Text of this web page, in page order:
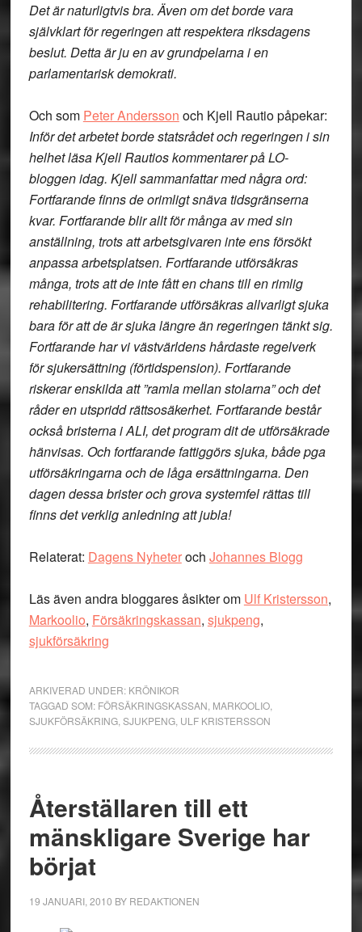
Det är naturligtvis bra. Även om det borde vara
självklart för regeringen att respektera riksdagens
beslut. Detta är ju en av grundpelarna i en
parlamentarisk demokrati.
Och som Peter Andersson och Kjell Rautio påpekar:
Inför det arbetet borde statsrådet och regeringen i sin
helhet läsa Kjell Rautios kommentarer på LO-
bloggen idag. Kjell sammanfattar med några ord:
Fortfarande finns de orimligt snäva tidsgränserna
kvar. Fortfarande blir allt för många av med sin
anställning, trots att arbetsgivaren inte ens försökt
anpassa arbetsplatsen. Fortfarande utförsäkras
många, trots att de inte fått en chans till en rimlig
rehabilitering. Fortfarande utförsäkras allvarligt sjuka
bara för att de är sjuka längre än regeringen tänkt sig.
Fortfarande har vi västvärldens hårdaste regelverk
för sjukersättning (förtidspension). Fortfarande
riskerar enskilda att ”ramla mellan stolarna” och det
råder en utspridd rättsosäkerhet. Fortfarande består
också bristerna i ALI, det program dit de utförsäkrade
hänvisas. Och fortfarande fattiggörs sjuka, både pga
utförsäkringarna och de låga ersättningarna. Den
dagen dessa brister och grova systemfel rättas till
finns det verklig anledning att jubla!
Relaterat: Dagens Nyheteroch Johannes Blogg
Läs även andra bloggares åsikter om Ulf Kristersson,
Markoolio, Försäkringskassan, sjukpeng,
sjukförsäkring
ARKIVERAD UNDER: KRÖNIKOR
TAGGAD SOM: FÖRSÄKRINGSKASSAN MARKOOLIO,
SJUKFÖRSÄKRING, SJUKPENG, ULF KRISTERSSON
Återställaren till ett
mänskligare Sverige har
börjat
19 JANUARI, 2010 BY REDAKTIONEN